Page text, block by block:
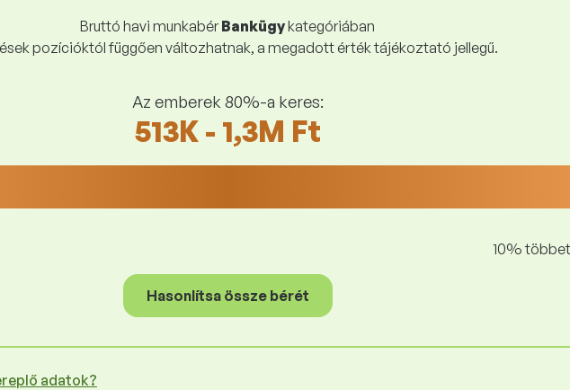
Bruttó havi munkabér Bankügykategóriában
pozícióktól függően változhatnak, a megadott érték tájékoztató jellegű.
Az emberek 80%-a keres:
513K - 1,3M Ft
10%
Hasonlítsa össze bérét
adatok?